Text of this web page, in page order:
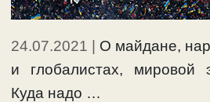
24.07.2021 | О майдане,
и глобалистах, мировой
Куда надо …